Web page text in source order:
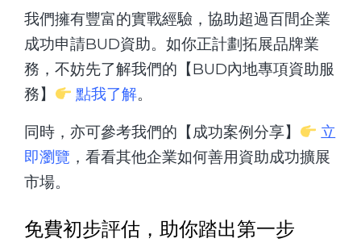
我們擁有豐富的實戰經驗，協助超過百間企業
成功申請BUD資助。如你正計劃拓展品牌業
務，不妨先了解我們的【BUD內地專項資助服
務】
點我了解。
同時，亦可參考我們的【成功案例分享】
立
即瀏覽 ，看看其他企業如何善用資助成功擴展
市場。
免費初步評估，助你踏出第一步